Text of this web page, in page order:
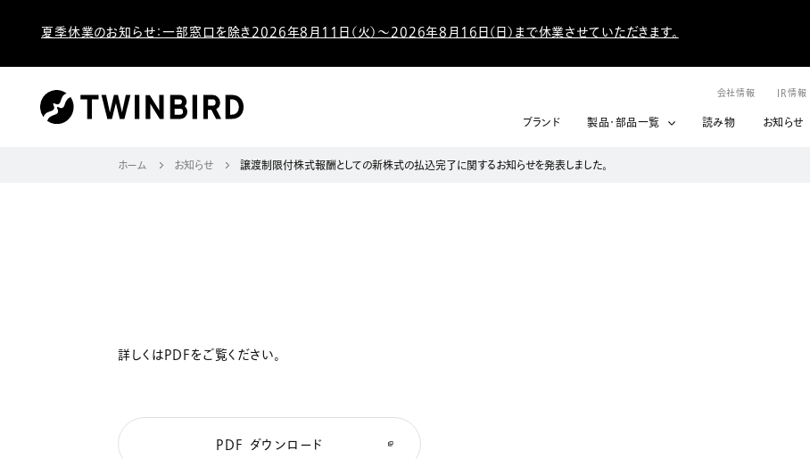
夏季休業のお知らせ：一部窓口を除き2026年8月11日（火）～2026年8月16日（日）まで休業させていただきます。
会社情報 IR情報
ブランド
製品・部品一覧 読み物 お知らせ
ホーム お知らせ 譲渡制限付株式報酬としての新株式の払込完了に関するお知らせを発表しました。
詳しくはPDFをご覧ください。
PDF ダウンロード